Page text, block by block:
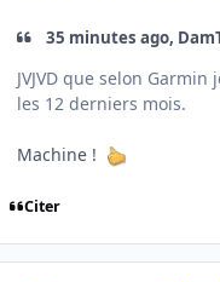
35 minutes ago,
JVJVD que selon
les 12 derniers mois.
Machine !
Citer